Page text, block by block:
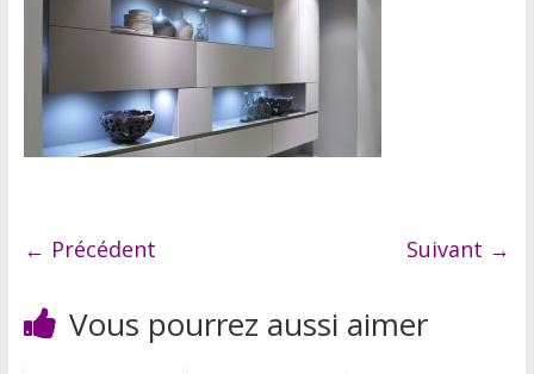
← Précédent Suivant →
Vous pourrez aussi aimer